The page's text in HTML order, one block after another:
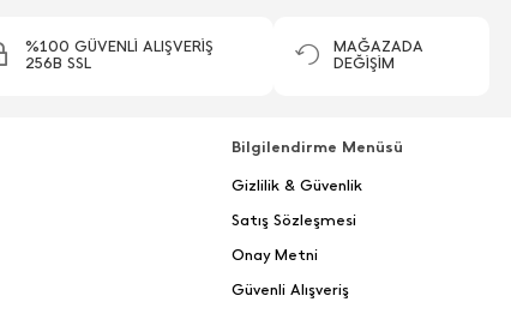
%100 GÜVENLİ ALIŞVERİŞ
256B SSL
MAĞAZADA
DEĞİŞİM
Bilgilendirme Menüsü
Gizlilik & Güvenlik
Satış Sözleşmesi
Onay Metni
Güvenli Alışveriş